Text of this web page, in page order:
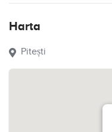
Harta
Pitești